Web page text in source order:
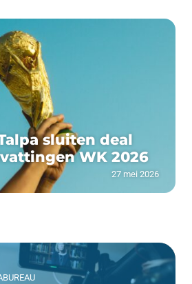
sluiten deal
WK 2026
27 mei 2026